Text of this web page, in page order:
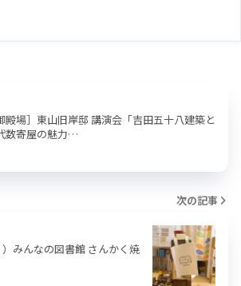
殿場］東山旧岸邸 講演会「吉田五十八建築と
数寄屋の魅力…
次の記事
みんなの図書館 さんかく焼